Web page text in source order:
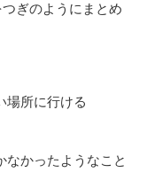
ぎのようにまとめ
場所に行ける
なかったようなこと